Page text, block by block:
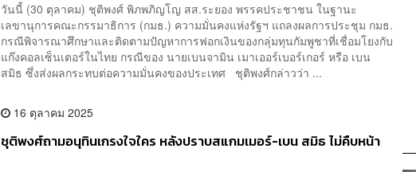
วันนี้ (30 ตุลาคม) ชุติพงศ์ พิภพภิญโญ สส.ระยอง พรรคประชาชน ในฐานะ
เลขานุการคณะกรรมาธิการ (กมธ.) ความมั่นคงแห่งรัฐฯ แถลงผลการประชุม กมธ.
กรณีพิจารณาศึกษาและติดตามปัญหาการฟอกเงินของกลุ่มทุนกัมพูชาที่เชื่อมโยงกับ
แก๊งคอลเซ็นเตอร์ในไทย กรณีของ นายเบนจามิน เมาเออร์เบอร์เกอร์ หรือ เบน
สมิธ ซึ่งส่งผลกระทบต่อความมั่นคงของประเทศ ชุติพงศ์กล่าวว่า ...
16 ตุลาคม 2025
ชุติพงศ์ถามอนุทินเกรงใจใคร หลังปราบสแกมเมอร์-เบน สมิธ ไม่คืบหน้า